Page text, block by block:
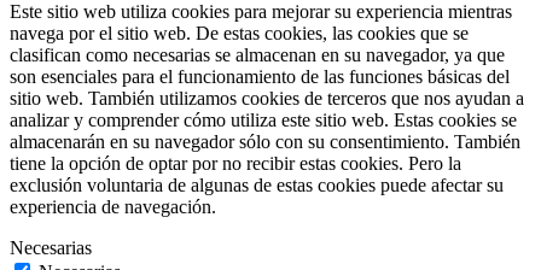
Este sitio web utiliza cookies para mejorar su experiencia mientras
navega por el sitio web. De estas cookies, las cookies que se
clasifican como necesarias se almacenan en su navegador, ya que
son esenciales para el funcionamiento de las funciones básicas del
sitio web. También utilizamos cookies de terceros que nos ayudan a
analizar y comprender cómo utiliza este sitio web. Estas cookies se
almacenarán en su navegador sólo con su consentimiento. También
tiene la opción de optar por no recibir estas cookies. Pero la
exclusión voluntaria de algunas de estas cookies puede afectar su
experiencia de navegación.
Necesarias